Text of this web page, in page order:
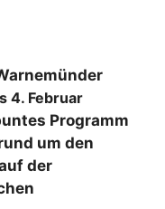
4. Februar
Programm
um den
der